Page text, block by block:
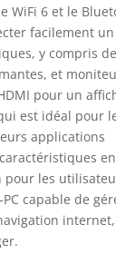
WiFi 6 et le
facilement
y compris
et
pour un
est idéal pour
applications
pour les
capable de